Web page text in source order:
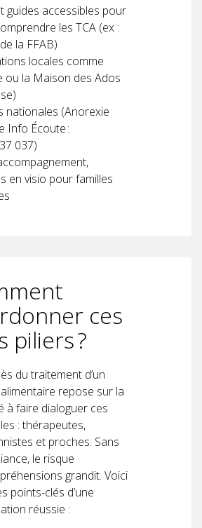
guides accessibles pour
les TCA (ex :
la FFAB)
locales comme
ou la Maison des Ados
nationales (Anorexie
Info Écoute :
037)
en visio pour familles
ces
piliers ?
du traitement d’un
repose sur la
à faire dialoguer ces
: thérapeutes,
et proches. Sans
le risque
grandit. Voici
points-clés d’une
réussie :